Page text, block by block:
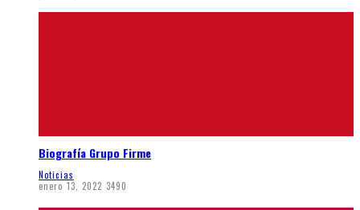
Biografía Grupo Firme
Noticias
enero 13, 2022 3490